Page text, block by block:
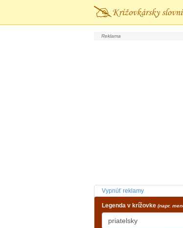
Vypnúť reklamy
Legenda v krížovke (napr.